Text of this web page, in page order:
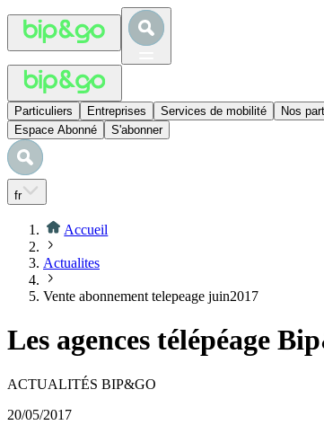
Particuliers Entreprises Services de mobilité
Nos
Espace Abonné
S'abonner
fr
Accueil
Actualites
Vente abonnement telepeage juin2017
Les agences télépéage
ACTUALITÉS BIP&GO
20/05/2017